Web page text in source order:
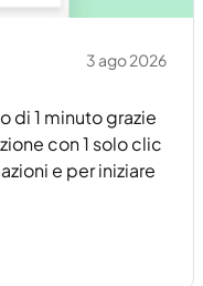
3 ago 2026
di 1 minuto grazie
con 1 solo clic
e per iniziare